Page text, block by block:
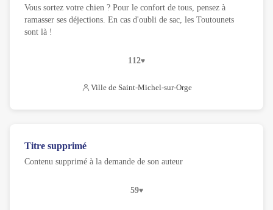
Vous sortez votre chien ? Pour le confort de tous, pensez à
ramasser ses déjections. En cas d'oubli de sac, les Toutounets
sont là !
112
Ville de Saint-Michel-sur-Orge
Titre supprimé
Contenu supprimé à la demande de son auteur
59